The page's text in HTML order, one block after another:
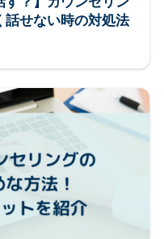
話せない時の対処法